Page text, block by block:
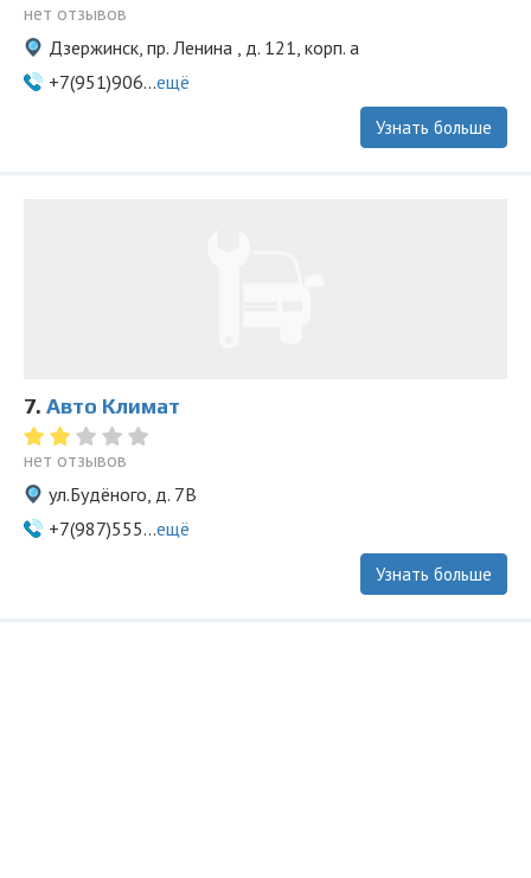
нет отзывов
Дзержинск, пр. Ленина , д. 121, корп. а
+7(951)906...ещё
Узнать больше
7. Авто Климат
нет отзывов
ул.Будёного, д. 7В
+7(987)555...ещё
Узнать больше